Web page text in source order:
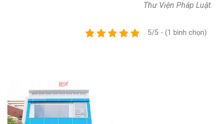
Thư Viện Pháp Luật.
5/5 - (1 bình chọn)